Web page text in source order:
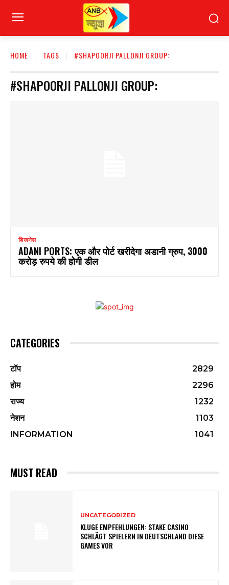
HOME TAGS #SHAPOORJI PALLONJI GROUP:
#SHAPOORJI PALLONJI GROUP:
बिजनेस
ADANI PORTS: एक और पोर्ट खरीदेगा अडानी ग्रुप, 3000
करोड़ रुपये की होगी डील
CATEGORIES
टॉप
2829
होम
2296
राज्य
1232
नेशन
1103
INFORMATION
1041
MUST READ
UNCATEGORIZED
KLUGE EMPFEHLUNGEN: STAKE CASINO
SCHLÄGT SPIELERN IN DEUTSCHLAND DIESE
GAMES VOR